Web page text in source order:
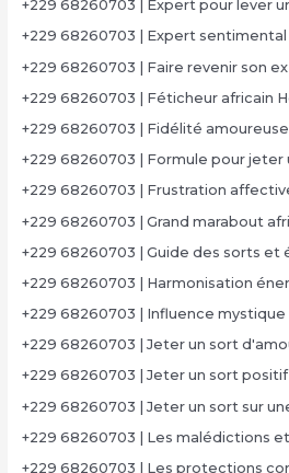
+229 68260703 | Expert pour lever
+229 68260703 | Expert sentimental
+229 68260703 | Faire revenir son
+229 68260703 | Féticheur africain
+229 68260703 | Fidélité amoureuse
+229 68260703 | Formule pour jeter
+229 68260703 | Frustration
+229 68260703 | Grand marabout
+229 68260703 | Guide des sorts et
+229 68260703 | Harmonisation
+229 68260703 | Influence mystique
+229 68260703 | Jeter un sort
+229 68260703 | Jeter un sort positif
+229 68260703 | Jeter un sort sur
+229 68260703 | Les malédictions
+229 68260703 | Les protections